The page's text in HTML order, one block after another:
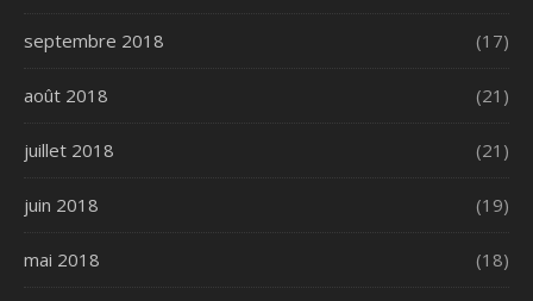
septembre 2018 (17)
août 2018 (21)
juillet 2018 (21)
juin 2018 (19)
mai 2018 (18)